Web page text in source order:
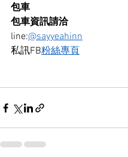
包車
包車資訊請洽
line:@sayyeahinn
私訊FB粉絲專頁